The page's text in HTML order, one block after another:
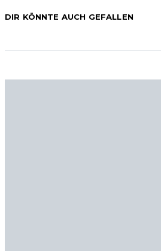
DIR KÖNNTE AUCH GEFALLEN